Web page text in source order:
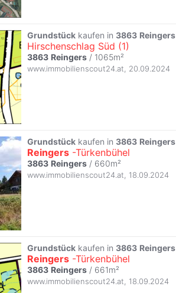
Grundstück kaufen in 3863 Reingers
Hirschenschlag Süd (1)
3863 Reingers / 1065m²
www.immobilienscout24.at 20.09.2024
Grundstück kaufen in 3863 Reingers
Reingers -Türkenbühel
3863 Reingers / 660m²
www.immobilienscout24.at 18.09.2024
Grundstück kaufen in 3863 Reingers
Reingers -Türkenbühel
3863 Reingers / 661m²
www.immobilienscout24.at 18.09.2024